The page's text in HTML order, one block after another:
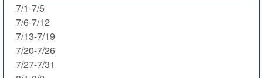
7/1-7/5
7/6-7/12
7/13-7/19
7/20-7/26
7/27-7/31